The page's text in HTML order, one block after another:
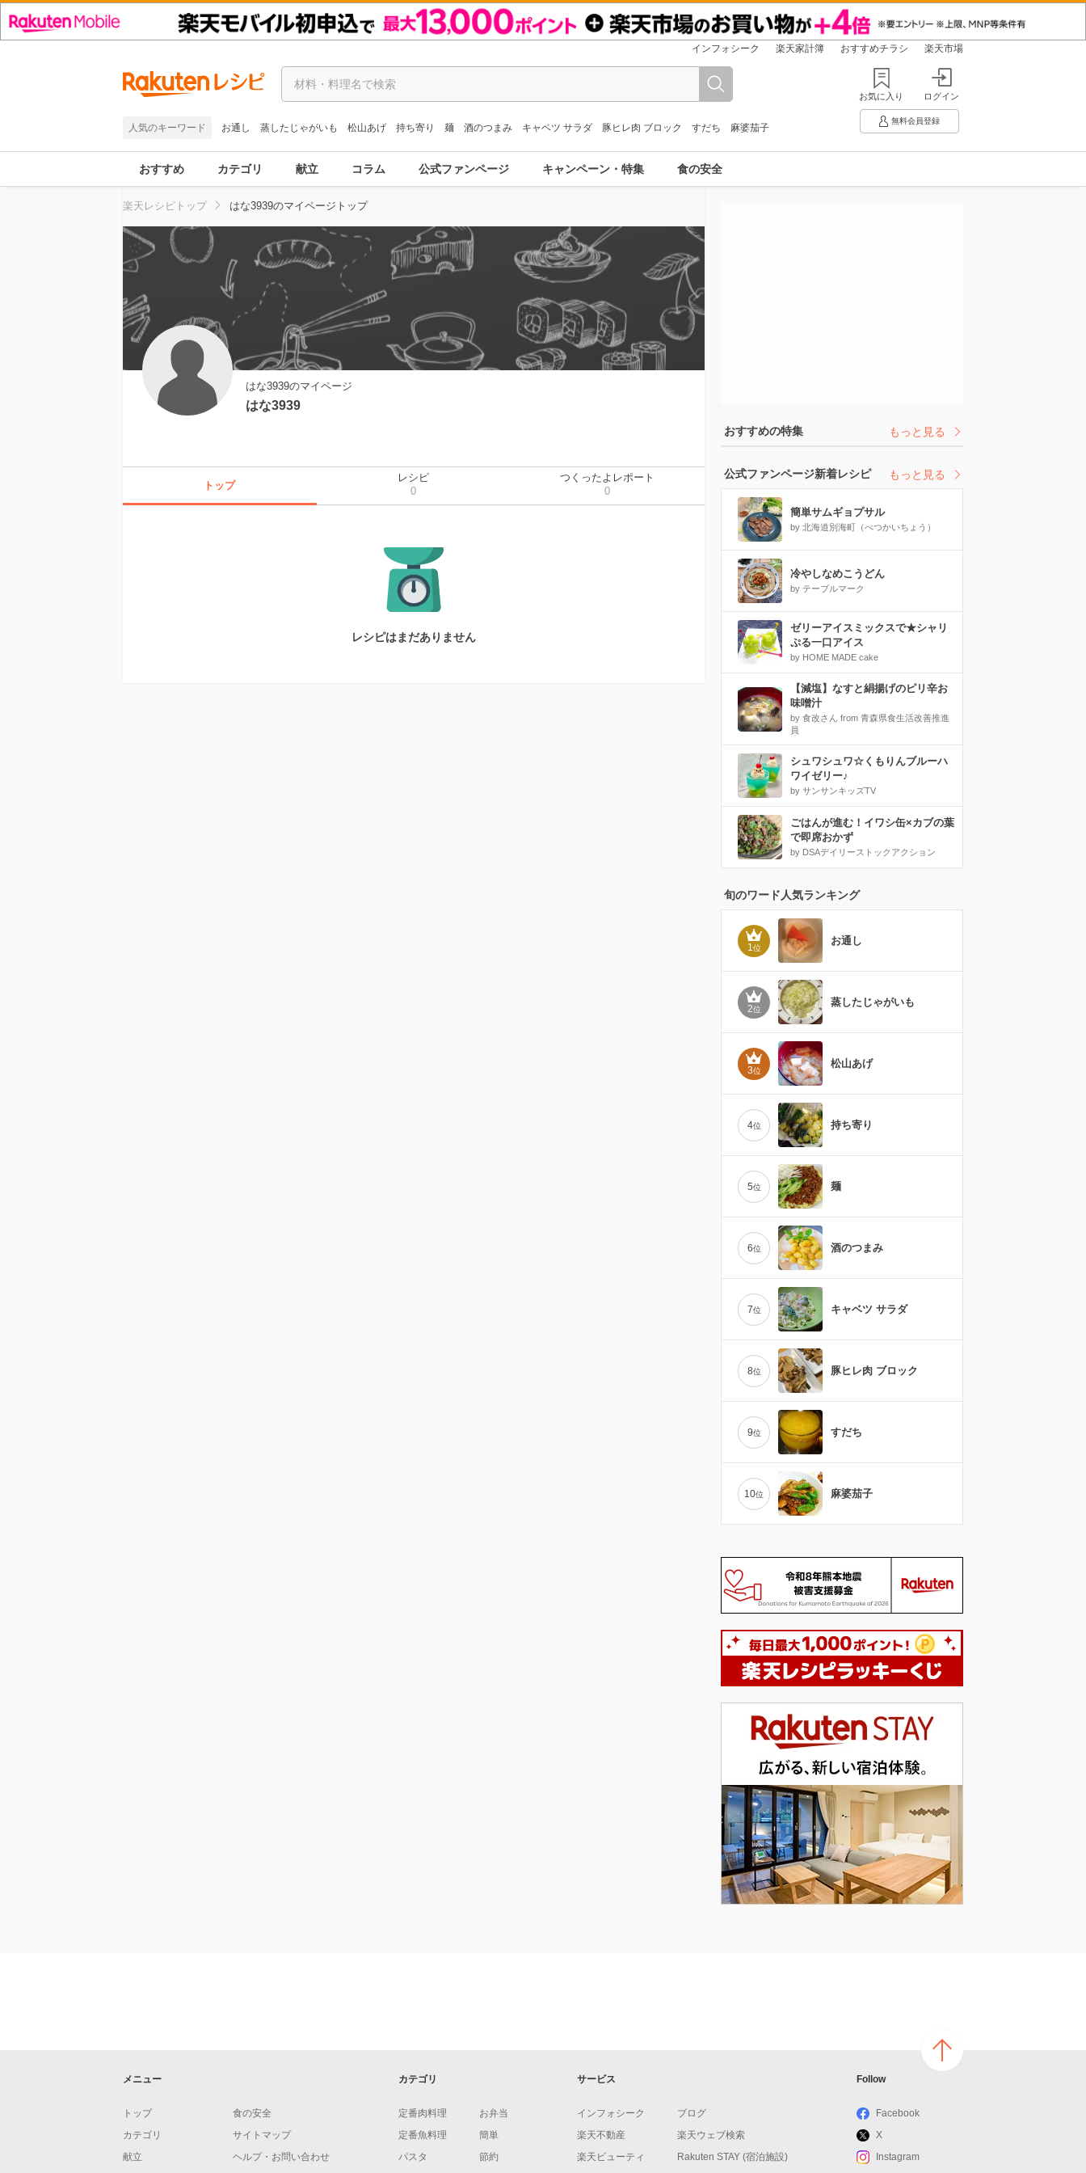
インフォシーク 楽天家計簿 おすすめチラシ 楽天市場
人気のキーワード お通し 蒸したじゃがいも 松山あげ 持ち寄り 麺 酒のつまみ キャベツ サラダ 豚ヒレ肉 ブロック すだち 麻婆茄子
お気に入り ログイン
無料会員登録
おすすめ カテゴリ 献立 コラム 公式ファンページ キャンペーン・特集 食の安全
楽天レシピトップ はな3939のマイページトップ
はな3939のマイページ
はな3939
トップ
レシピ
0
つくったよレポート
0
レシピはまだありません
おすすめの特集 もっと見る
公式ファンページ新着レシピ もっと見る
簡単サムギョプサル
by 北海道別海町（べつかいちょう）
冷やしなめこうどん
by テーブルマーク
ゼリーアイスミックスで★シャリ
ぷる一口アイス
by HOME MADE cake
【減塩】なすと絹揚げのピリ辛お
味噌汁
by 食改さん from 青森県食生活改善推進
員
シュワシュワ☆くもりんブルーハ
ワイゼリー♪
by サンサンキッズTV
ごはんが進む！イワシ缶×カブの葉
で即席おかず
by DSAデイリーストックアクション
旬のワード人気ランキング
1位
お通し
2位
蒸したじゃがいも
3位
松山あげ
4位 持ち寄り
5位 麺
6位 酒のつまみ
7位 キャベツ サラダ
8位 豚ヒレ肉 ブロック
9位 すだち
10位 麻婆茄子
メニュー
トップ
カテゴリ
献立
食の安全
サイトマップ
ヘルプ・お問い合わせ
カテゴリ
定番肉料理
定番魚料理
パスタ
お弁当
簡単
節約
サービス
インフォシーク
楽天不動産
楽天ビューティ
ブログ
楽天ウェブ検索
Rakuten STAY (宿泊施設)
Follow
Facebook
X
Instagram